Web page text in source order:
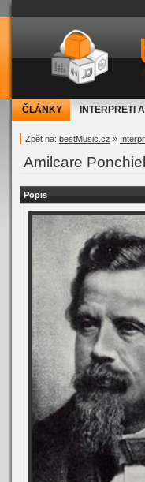
ČLÁNKY INTERPRETI
Zpět na: bestMusic.cz »
Amilcare
Popis